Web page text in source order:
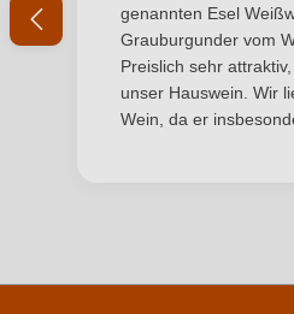
Land Ich
genannten Esel
Grauburgunder vom
Preislich sehr
unser Hauswein. Wir
Wein, da er